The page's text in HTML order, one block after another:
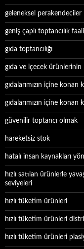
geleneksel perakendeciler
geniş çaplı toptancılık
gıda toptancılığı
gıda ve içecek ürünlerinin
gıdalarımızın içine
gıdalarımızın içine
güvenilir toptancı olmak
hareketsiz stok
hatalı insan kaynakları
hızlı satılan ürünlerle
seviyeleri
hızlı tüketim ürünleri
hızlı tüketim ürünleri
hızlı tüketim ürünleri